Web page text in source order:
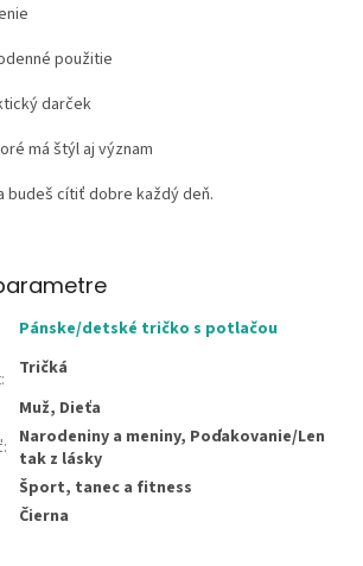
použitie
darček
má štýl aj význam
budeš cítiť dobre každý deň.
Pánske/detské tričko s potlačou
:
Tričká
Muž, Dieťa
: Narodeniny a meniny, Poďakovanie/Len
tak z lásky
Šport, tanec a fitness
Čierna